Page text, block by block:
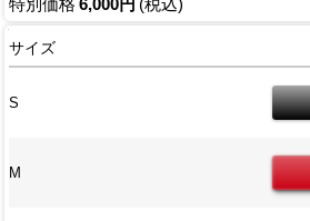
特別価格 6,000円 (税込)
サイズ
S
M